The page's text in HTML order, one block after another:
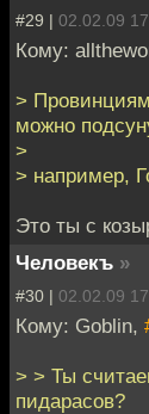
#29 | 02.02.09
Кому:
>
можно
>
> например,
Это ты с
Человекъ »
#30 | 02.02.09
Кому: Goblin,
> > Ты
пидарасов?